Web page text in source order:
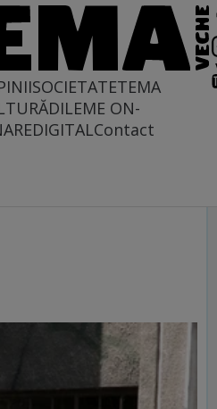
SOCIETATETEMA
DILEME ON-
DIGITALContact